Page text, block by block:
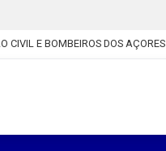
CIVIL E BOMBEIROS DOS AÇORES